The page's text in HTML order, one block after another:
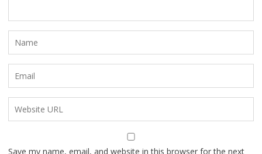
Save my name, email, and website in this browser for the next